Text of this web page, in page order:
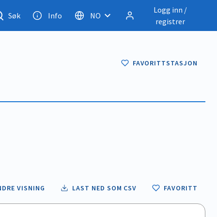
Søk Info NO
Logg inn /
registrer
FAVORITTSTASJON
VISNING LAST NED SOM CSV FAVORITT